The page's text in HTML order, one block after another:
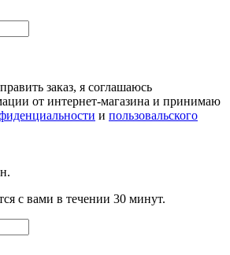
заказ, я соглашаюсь
от интернет-магазина и принимаю
и пользовальского
с вами в течении 30 минут.